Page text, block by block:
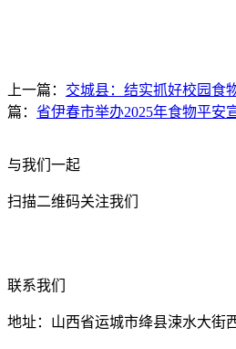
上一篇： 交城县：结实抓好校园食
篇： 省伊春市举办2025年食物平安
与我们一起
扫描二维码关注我们
联系我们
地址：山西省运城市绛县涑水大街